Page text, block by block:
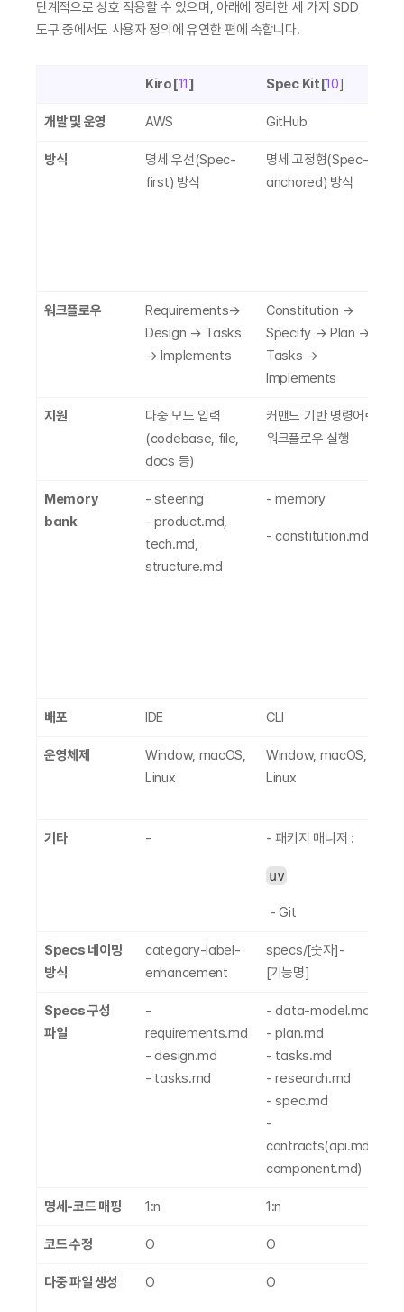
단계적으로 상호 작용할 수 있으며, 아래에 정리한 세 가지 SDD
도구 중에서도 사용자 정의에 유연한 편에 속합니다.
Kiro[11] Spec Kit[10]
개발 및 운영 AWS GitHub
방식
명세 우선(Spec-
first) 방식
명세 고정형(Spec-
anchored) 방식
워크플로우
Requirements→
Design → Tasks
→ Implements
Constitution →
Specify → Plan →
Tasks →
Implements
지원
다중 모드 입력
(codebase, file,
docs 등)
커맨드 기반 명령어로
워크플로우 실행
Memory
bank
- steering
- product.md,
tech.md,
structure.md
- memory
- constitution.md
배포 IDE CLI
운영체제
Window, macOS,
Linux
Window, macOS,
Linux
기타 - - 패키지 매니저 :
uv
- Git
Specs 네이밍
방식
category-label-
enhancement
specs/[숫자]-
[기능명]
Specs 구성
파일
-
requirements.md
- design.md
- tasks.md
- data-model.md
- plan.md
- tasks.md
- research.md
- spec.md
-
contracts(api.md,
component.md)
명세-코드 매핑 1:n 1:n
코드 수정 O O
다중 파일 생성 O O